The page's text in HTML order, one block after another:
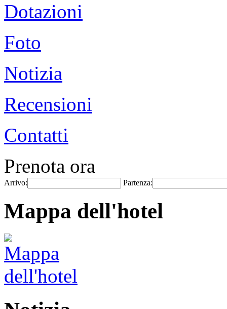
Dotazioni
Foto
Notizia
Recensioni
Contatti
Prenota ora
Arrivo: Partenza:
Mappa dell'hotel